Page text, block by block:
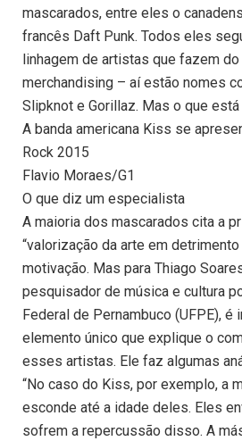
mascarados, entre eles o
francês Daft Punk. Todos eles
linhagem de artistas que fazem
merchandising – aí estão nomes
Slipknot e Gorillaz. Mas o que
A banda americana Kiss se
Rock 2015
Flavio Moraes/G1
O que diz um especialista
A maioria dos mascarados cita a
“valorização da arte em
motivação. Mas para Thiago
pesquisador de música e cultura
Federal de Pernambuco (UFPE),
elemento único que explique o
esses artistas. Ele faz algumas
“No caso do Kiss, por exemplo, a
esconde até a idade deles. Eles
sofrem a repercussão disso. A